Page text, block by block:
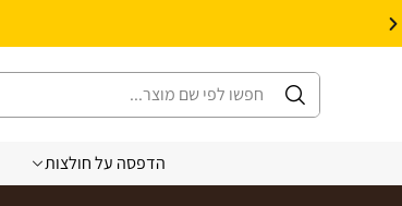
הדפסה על חולצות